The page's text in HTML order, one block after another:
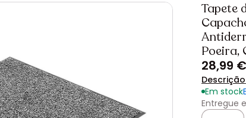
Tapete
Poeira,
28,99 €
Descrição
Em stock
Entregue